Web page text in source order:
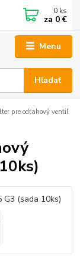
Menu
Hľadať
0 ks
za 0 €
pre odťahový ventil